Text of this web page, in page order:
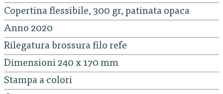
Copertina flessibile, 300 gr, patinata opaca
Anno 2020
Rilegatura brossura filo refe
Dimensioni 240 x 170 mm
Stampa a colori